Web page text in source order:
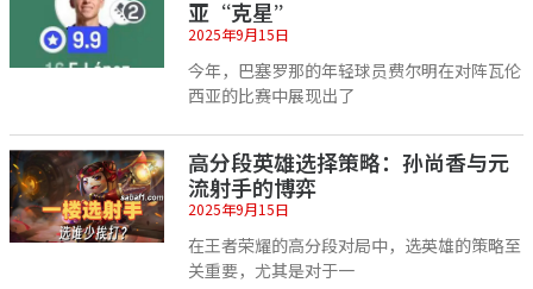
亚“克星”
2025年9月15日
今年，巴塞罗那的年轻球员费尔明在对阵瓦伦
西亚的比赛中展现出了
高分段英雄选择策略：孙尚香与元
流射手的博弈
2025年9月15日
在王者荣耀的高分段对局中，选英雄的策略至
关重要，尤其是对于一